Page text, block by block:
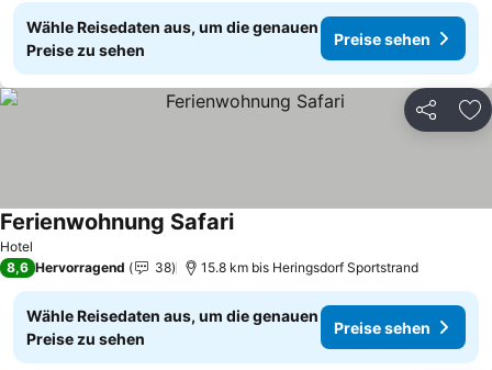
Wähle Reisedaten aus, um die genauen
Preise zu sehen
Preise sehen
Teilen
Hotel
Ferienwohnung SafariPreise sehen
8,6 Hervorragend 38 15.8 km bis Heringsdorf Sportstrand
Wähle Reisedaten aus, um die genauen
Preise zu sehen
Preise sehen